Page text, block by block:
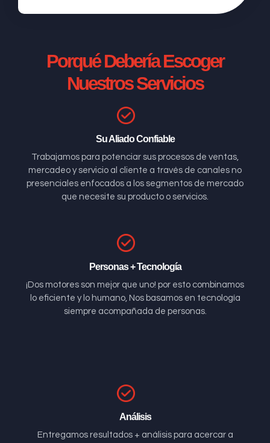
Porqué Debería Escoger
Nuestros Servicios
Su Aliado Confiable
Trabajamos para potenciar sus procesos de ventas,
mercadeo y servicio al cliente a través de canales no
presenciales enfocados a los segmentos de mercado
que necesite su producto o servicios.
Personas + Tecnología
¡Dos motores son mejor que uno! por esto combinamos
lo eficiente y lo humano, Nos basamos en tecnología
siempre acompañada de personas.
Análisis
Entregamos resultados + análisis para acercar a